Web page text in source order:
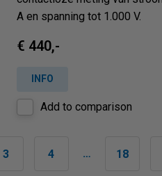
A en spanning tot 1.000 V.
€ 440,-
INFO
Add to comparison
3 4 … 18